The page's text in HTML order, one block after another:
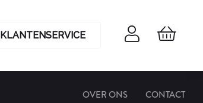
KLANTENSERVICE
OVER ONS CONTACT